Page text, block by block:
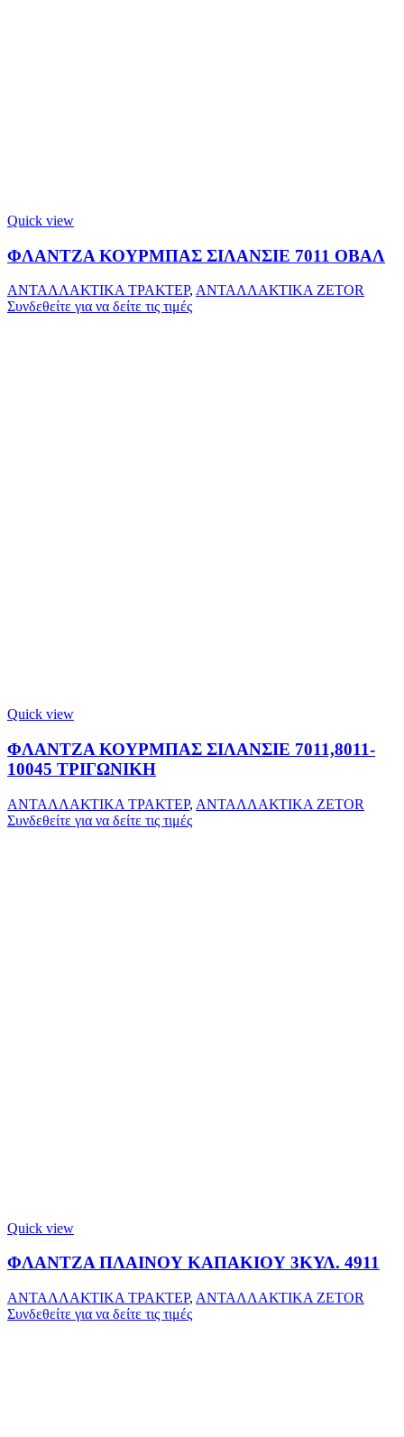
Quick view
ΦΛΑΝΤΖΑ ΚΟΥΡΜΠΑΣ ΣΙΛΑΝΣΙΕ 7011 ΟΒΑΛ
ΑΝΤΑΛΛΑΚΤΙΚΑ ΤΡΑΚΤΕΡ, ΑΝΤΑΛΛΑΚΤΙΚΑ ZETOR
Συνδεθείτε για να δείτε τις τιμές
Quick view
ΦΛΑΝΤΖΑ ΚΟΥΡΜΠΑΣ ΣΙΛΑΝΣΙΕ 7011,8011-
10045 ΤΡΙΓΩΝΙΚΗ
ΑΝΤΑΛΛΑΚΤΙΚΑ ΤΡΑΚΤΕΡ, ΑΝΤΑΛΛΑΚΤΙΚΑ ZETOR
Συνδεθείτε για να δείτε τις τιμές
Quick view
ΦΛΑΝΤΖΑ ΠΛΑΙΝΟΥ ΚΑΠΑΚΙΟΥ 3ΚΥΛ. 4911
ΑΝΤΑΛΛΑΚΤΙΚΑ ΤΡΑΚΤΕΡ, ΑΝΤΑΛΛΑΚΤΙΚΑ ZETOR
Συνδεθείτε για να δείτε τις τιμές